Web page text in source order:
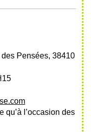
des Pensées, 38410
qu’à l’occasion des